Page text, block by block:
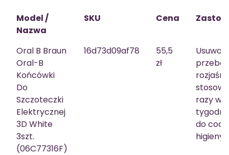
Model /
Nazwa
SKU Cena
Oral B Braun
Oral-B
Końcówki
Do
Szczoteczki
Elektrycznej
3D White
3szt.
(06C77316F)
16d73d09af78
55,5
zł
razy w
do
higieny)